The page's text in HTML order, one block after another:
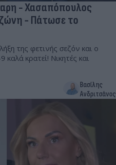
- Χασαπόπουλος
- Πάτωσε το
της φετινής σεζόν και ο
κρατεί! Νικητές και
Βασίλης
Ανδριτσάνος